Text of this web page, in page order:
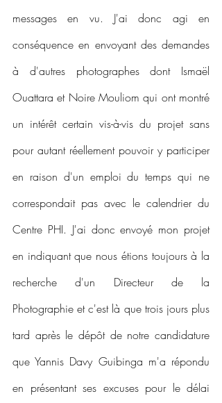
messages en vu. J'ai donc agi en
conséquence en envoyant des demandes
à d'autres photographes dont Ismaël
Ouattara et Noire Mouliom qui ont montré
un intérêt certain vis-à-vis du projet sans
pour autant réellement pouvoir y participer
en raison d'un emploi du temps qui ne
correspondait pas avec le calendrier du
Centre PHI. J'ai donc envoyé mon projet
en indiquant que nous étions toujours à la
recherche d'un Directeur de la
Photographie et c'est là que trois jours plus
tard après le dépôt de notre candidature
que Yannis Davy Guibinga m'a répondu
en présentant ses excuses pour le délai